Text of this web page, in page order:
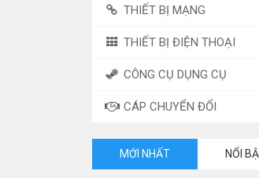
THIẾT BỊ MẠNG
THIẾT BỊ ĐIỆN THOẠI
CÔNG CỤ DỤNG CỤ
CÁP CHUYỂN ĐỔI
MỚI NHẤT NỔI